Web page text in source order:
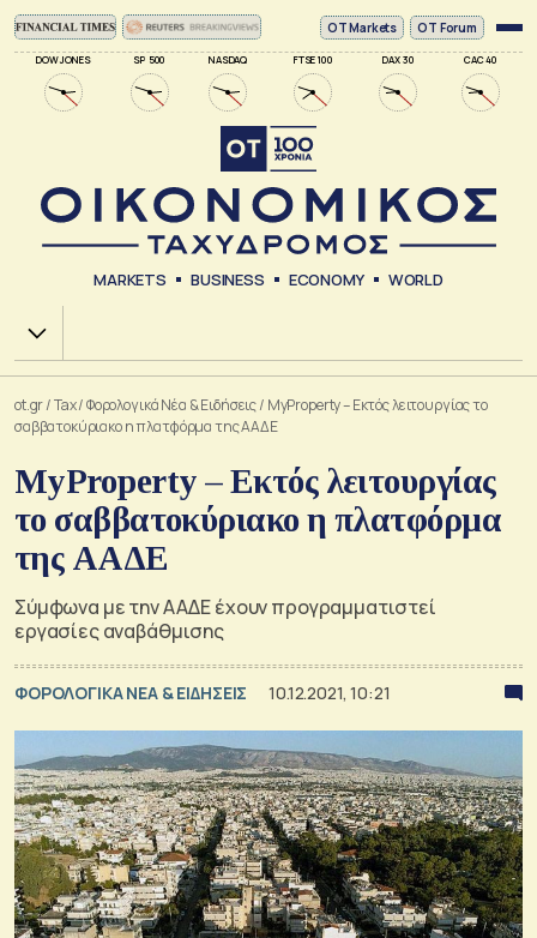
DOW JONES SP 500 NASDAQ FTSE 100 DAX 30 CAC 40
ΟΤ Markets OT Forum
MARKETS BUSINESS ECONOMY WORLD
Χ.Α.
ot.gr/Tax/Φορολογικά Νέα & Eιδήσεις/ ΜyProperty – Εκτός λειτουργίας το
σαββατοκύριακο η πλατφόρμα της ΑΑΔΕ
ΜyProperty – Εκτός λειτουργίας
το σαββατοκύριακο η πλατφόρμα
της ΑΑΔΕ
Σύμφωνα με την ΑΑΔΕ έχουν προγραμματιστεί
εργασίες αναβάθμισης
ΦΟΡΟΛΟΓΙΚΑ ΝΕΑ & EΙΔΗΣΕΙΣ 10.12.2021, 10:21